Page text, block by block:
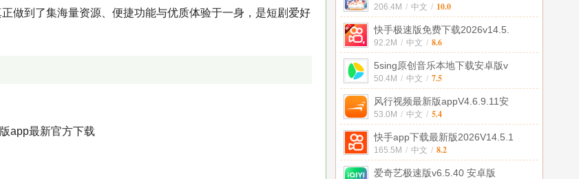
206.4M / 中文 / 10.0
快手极速版免费下载2026v14.5.
92.2M / 中文 / 8.6
5sing原创音乐本地下载安卓版v
50.4M / 中文 / 7.5
风行视频最新版appV4.6.9.11安
53.0M / 中文 / 5.4
快手app下载最新版2026V14.5.1
165.5M / 中文 / 8.2
爱奇艺极速版v6.5.40 安卓版
做到了集海量资源、便捷功能与优质体验于一身，是短剧爱好